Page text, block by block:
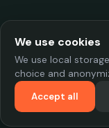
We use cookies
We use local
choice and
Accept all